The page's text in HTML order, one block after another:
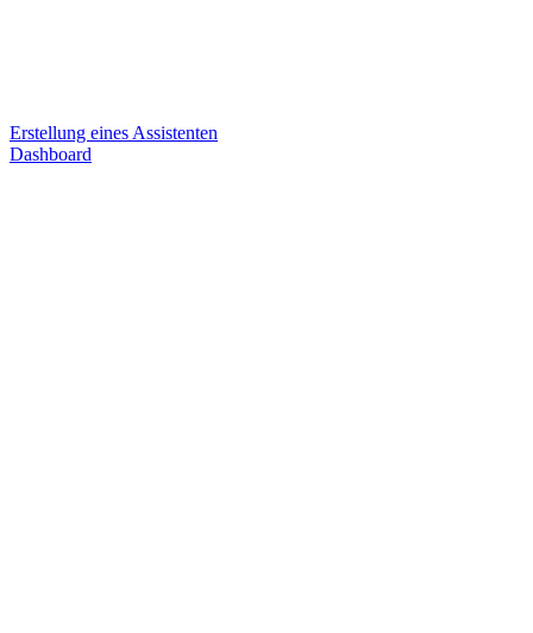
Erstellung eines Assistenten
Dashboard